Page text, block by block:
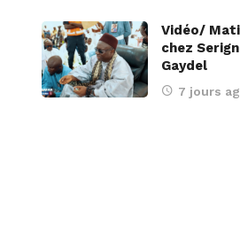
Vidéo/
chez
Gaydel
7 jours